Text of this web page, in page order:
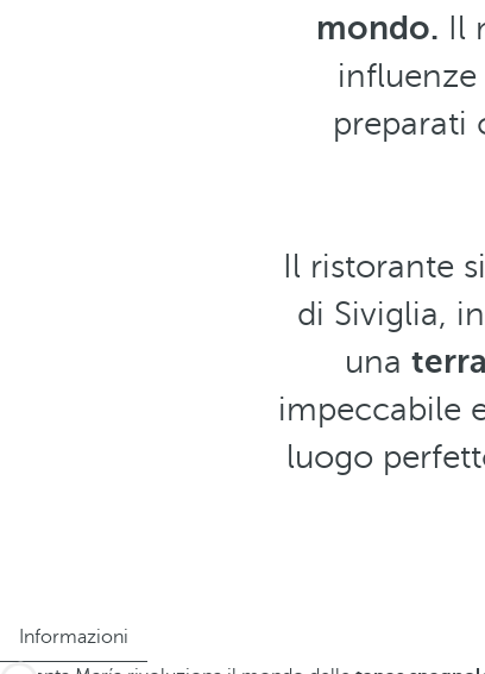
mondo. Il
preparati
Il ristorante
di Siviglia,
una
impeccabile
luogo
Informazioni